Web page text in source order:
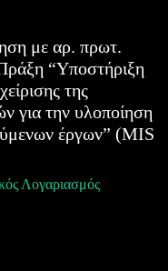
με αρ. πρωτ.
“Υποστήριξη
της
για την υλοποίηση
έργων” (MIS
Λογαριασμός